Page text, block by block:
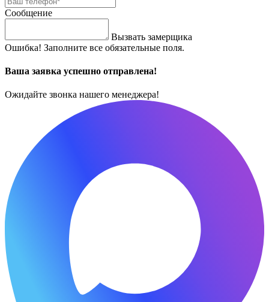
Сообщение
Вызвать замерщика
Ошибка! Заполните все обязательные поля.
Ваша заявка успешно отправлена!
Ожидайте звонка нашего менеджера!